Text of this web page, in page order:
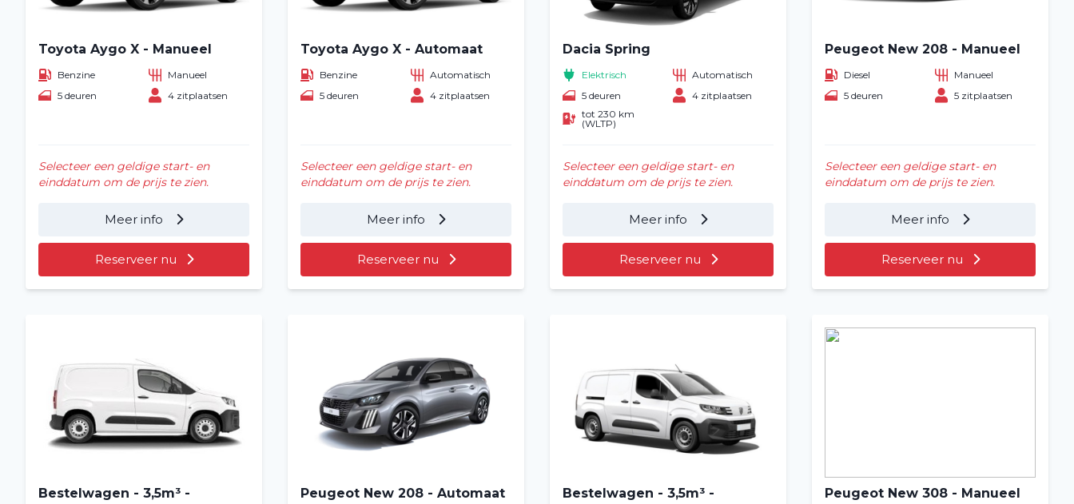
Toyota Aygo X - Manueel
Benzine
Manueel
5 deuren
4 zitplaatsen
Selecteer een geldige start- en
einddatum om de prijs te zien.
Meer info
Reserveer nu
Toyota Aygo X - Automaat
Benzine
Automatisch
5 deuren
4 zitplaatsen
Selecteer een geldige start- en
einddatum om de prijs te zien.
Meer info
Reserveer nu
Dacia Spring
Elektrisch
Automatisch
5 deuren
4 zitplaatsen
tot 230 km
(WLTP)
Selecteer een geldige start- en
einddatum om de prijs te zien.
Meer info
Reserveer nu
Peugeot New 208 - Manueel
Diesel
Manueel
5 deuren
5 zitplaatsen
Selecteer een geldige start- en
einddatum om de prijs te zien.
Meer info
Reserveer nu
Bestelwagen - 3,5m³ -
Peugeot New 208 - Automaat
Bestelwagen - 3,5m³ -
Peugeot New 308 - Manueel